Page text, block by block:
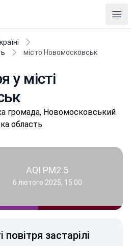
місто Новомосковськ
у місті
громада, Новомосковський
область
AQI PM2.5
6 лютого 2025, 15:00
застарілі